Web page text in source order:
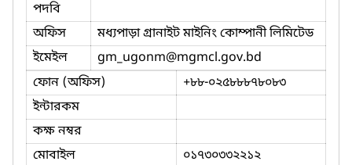
পদবি
অফিস
মধ্যপাড়া গ্রানাইট মাইনিং কোম্পানী লিমিটেড
ইমেইল
gm_ugonm@mgmcl.gov.bd
ফোন (অফিস)
+৮৮-০২৫৮৮৮৭৮০৮৩
ইন্টারকম
কক্ষ নম্বর
মোবাইল
০১৭৩০৩৩২২১২